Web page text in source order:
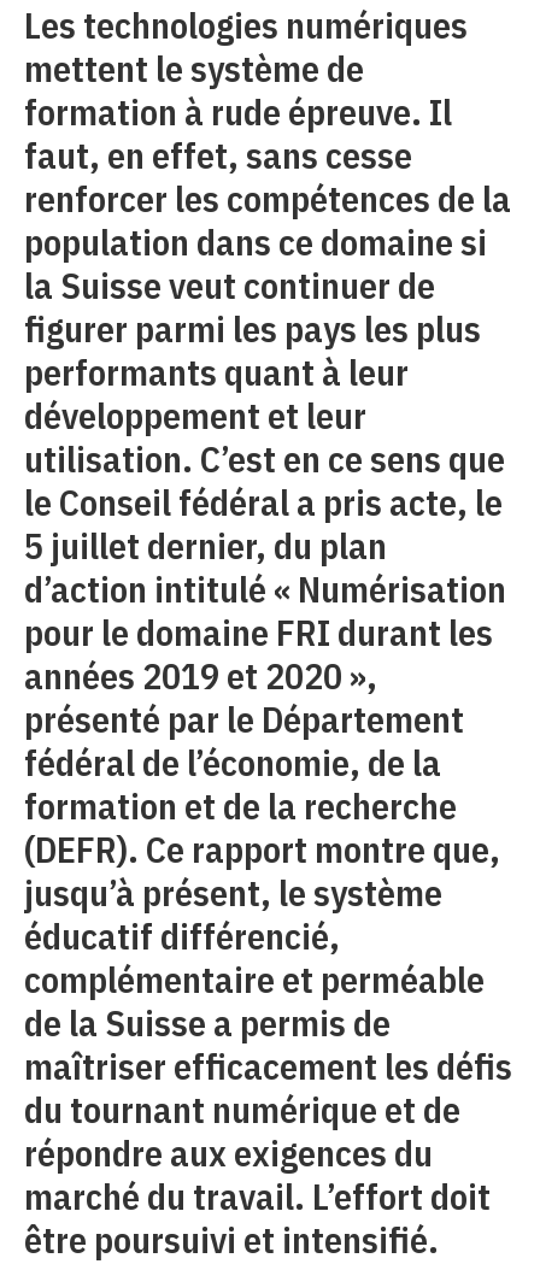
Les technologies numériques
mettent le système de
formation à rude épreuve. Il
faut, en effet, sans cesse
renforcer les compétences de la
population dans ce domaine si
la Suisse veut continuer de
figurer parmi les pays les plus
performants quant à leur
développement et leur
utilisation. C’est en ce sens que
le Conseil fédéral a pris acte, le
5 juillet dernier, du plan
d’action intitulé « Numérisation
pour le domaine FRI durant les
années 2019 et 2020 »,
présenté par le Département
fédéral de l’économie, de la
formation et de la recherche
(DEFR). Ce rapport montre que,
jusqu’à présent, le système
éducatif différencié,
complémentaire et perméable
de la Suisse a permis de
maîtriser efficacement les défis
du tournant numérique et de
répondre aux exigences du
marché du travail. L’effort doit
être poursuivi et intensifié.